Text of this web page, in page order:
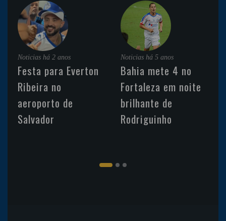
Noticias há 2 anos
Festa para Everton
Ribeira no
aeroporto de
Salvador
Noticias há 5 anos
Bahia mete 4 no
Fortaleza em noite
brilhante de
Rodriguinho